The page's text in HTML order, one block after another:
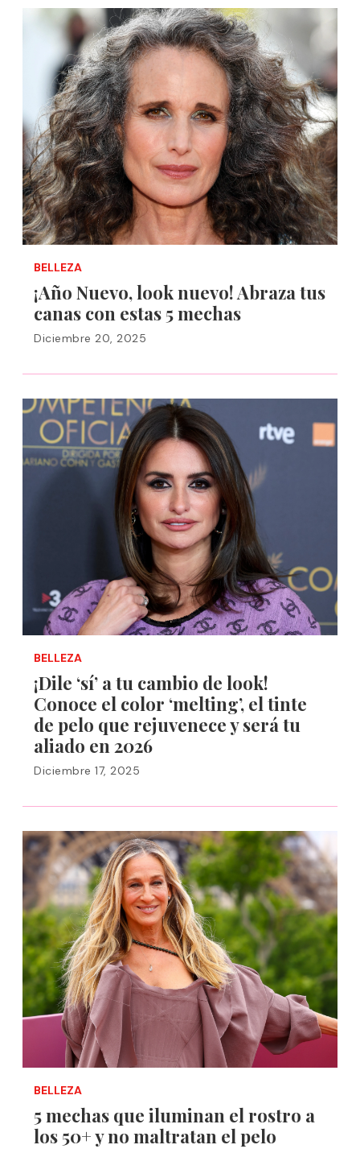
BELLEZA
¡Año Nuevo, look nuevo! Abraza tus
canas con estas 5 mechas
Diciembre 20, 2025
BELLEZA
¡Dile ‘sí’ a tu cambio de look!
Conoce el color ‘melting’, el tinte
de pelo que rejuvenece y será tu
aliado en 2026
Diciembre 17, 2025
BELLEZA
5 mechas que iluminan el rostro a
los 50+ y no maltratan el pelo